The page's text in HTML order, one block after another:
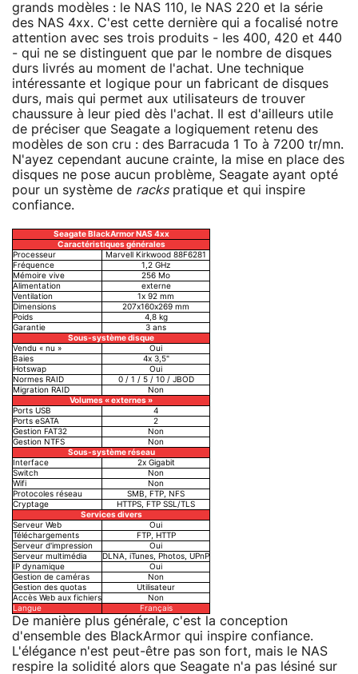
grands modèles : le NAS 110, le NAS 220 et la série
des NAS 4xx. C'est cette dernière qui a focalisé notre
attention avec ses trois produits - les 400, 420 et 440
- qui ne se distinguent que par le nombre de disques
durs livrés au moment de l'achat. Une technique
intéressante et logique pour un fabricant de disques
durs, mais qui permet aux utilisateurs de trouver
chaussure à leur pied dès l'achat. Il est d'ailleurs utile
de préciser que Seagate a logiquement retenu des
modèles de son cru : des Barracuda 1 To à 7200 tr/mn.
N'ayez cependant aucune crainte, la mise en place des
disques ne pose aucun problème, Seagate ayant opté
pour un système de rackspratique et qui inspire
confiance.
Seagate BlackArmor NAS 4xx
Caractéristiques générales
Processeur
Marvell Kirkwood 88F6281
Fréquence
1,2 GHz
Mémoire vive
256 Mo
Alimentation
externe
Ventilation
1x 92 mm
Dimensions
207x160x269 mm
Poids
4,8 kg
Garantie
3 ans
Sous-système disque
Vendu « nu »
Oui
Baies
4x 3,5"
Hotswap
Oui
Normes RAID
0 / 1 / 5 / 10 / JBOD
Migration RAID
Non
Volumes « externes »
Ports USB
4
Ports eSATA
2
Gestion FAT32
Non
Gestion NTFS
Non
Sous-système réseau
Interface
2x Gigabit
Switch
Non
Wifi
Non
Protocoles réseau
SMB, FTP, NFS
Cryptage
HTTPS, FTP SSL/TLS
Services divers
Serveur Web
Oui
Téléchargements
FTP, HTTP
Serveur d'impression
Oui
Serveur multimédia
DLNA, iTunes, Photos, UPnP
IP dynamique
Oui
Gestion de caméras
Non
Gestion des quotas
Utilisateur
Accès Web aux fichiers
Non
Langue
Français
De manière plus générale, c'est la conception
d'ensemble des BlackArmor qui inspire confiance.
L'élégance n'est peut-être pas son fort, mais le NAS
respire la solidité alors que Seagate n'a pas lésiné sur